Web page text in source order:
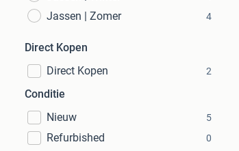
Jassen | Zomer 4
Direct Kopen
Direct Kopen
2
Conditie
Nieuw
5
Refurbished 0